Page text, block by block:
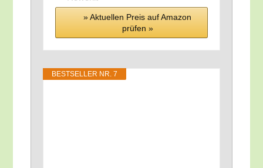
» Aktu­el­len Preis auf Ama­zon
prü­fen »
BEST­SEL­LER NR. 7